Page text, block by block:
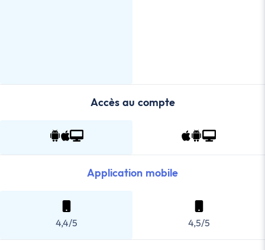
Accès au compte
Application mobile
4,4/5 4,5/5